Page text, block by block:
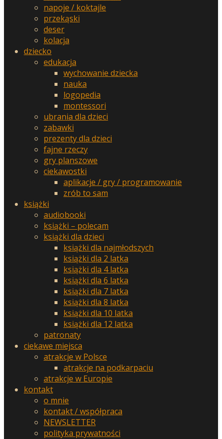
napoje / koktajle
przekąski
deser
kolacja
dziecko
edukacja
wychowanie dziecka
nauka
logopedia
montessori
ubrania dla dzieci
zabawki
prezenty dla dzieci
fajne rzeczy
gry planszowe
ciekawostki
aplikacje / gry / programowanie
zrób to sam
książki
audiobooki
książki – polecam
książki dla dzieci
książki dla najmłodszych
książki dla 2 latka
książki dla 4 latka
książki dla 6 latka
książki dla 7 latka
książki dla 8 latka
książki dla 10 latka
książki dla 12 latka
patronaty
ciekawe miejsca
atrakcje w Polsce
atrakcje na podkarpaciu
atrakcje w Europie
kontakt
o mnie
kontakt / współpraca
NEWSLETTER
polityka prywatności